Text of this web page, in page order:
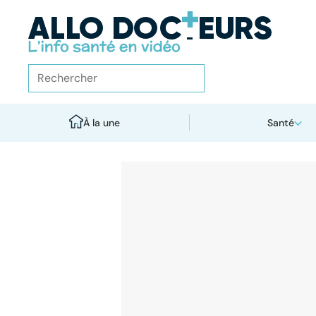
À la une Santé